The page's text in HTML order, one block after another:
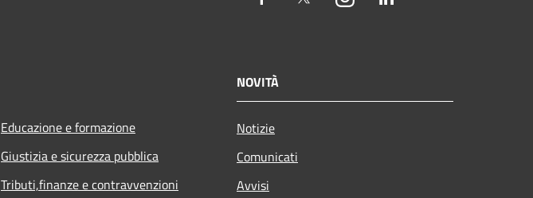
Educazione e formazione
Giustizia e sicurezza pubblica
Tributi,finanze e contravvenzioni
NOVITÀ
Notizie
Comunicati
Avvisi